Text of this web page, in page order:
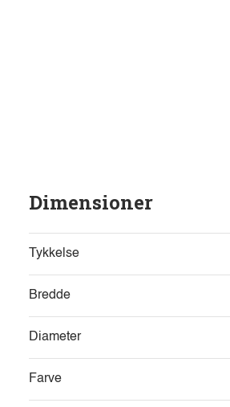
Dimensioner
Tykkelse
Bredde
Diameter
Farve